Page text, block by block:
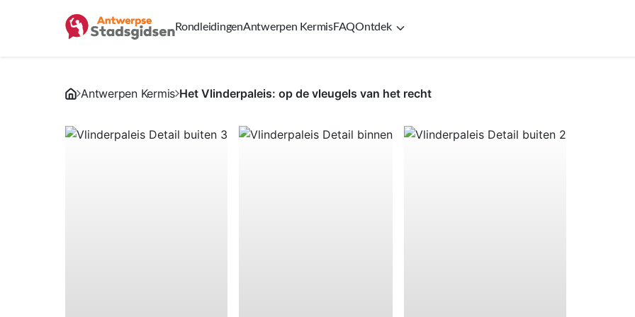
RondleidingenAntwerpen KermisFAQOntdek
Antwerpen Kermis Het Vlinderpaleis: op de vleugels van het recht